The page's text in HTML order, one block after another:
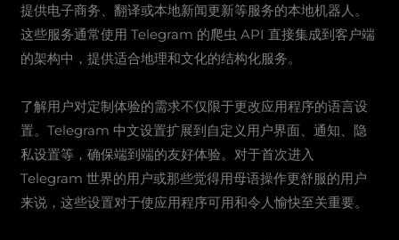
提供电子商务、翻译或本地新闻更新等服务的本地机器人。
这些服务通常使用 Telegram 的爬虫 API 直接集成到客户端
的架构中，提供适合地理和文化的结构化服务。
了解用户对定制体验的需求不仅限于更改应用程序的语言设
置。Telegram 中文设置扩展到自定义用户界面、通知、隐
私设置等，确保端到端的友好体验。对于首次进入
Telegram 世界的用户或那些觉得用母语操作更舒服的用户
来说，这些设置对于使应用程序可用和令人愉快至关重要。